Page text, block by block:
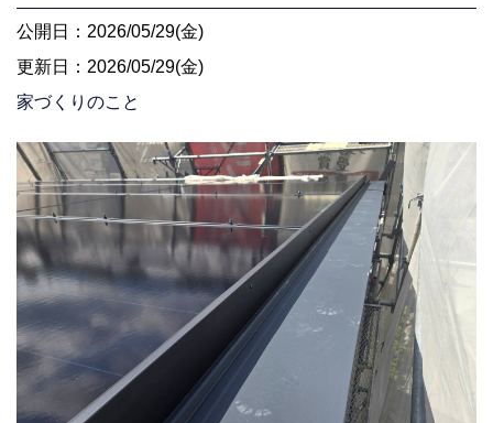
公開日：2026/05/29(金)
更新日：2026/05/29(金)
家づくりのこと